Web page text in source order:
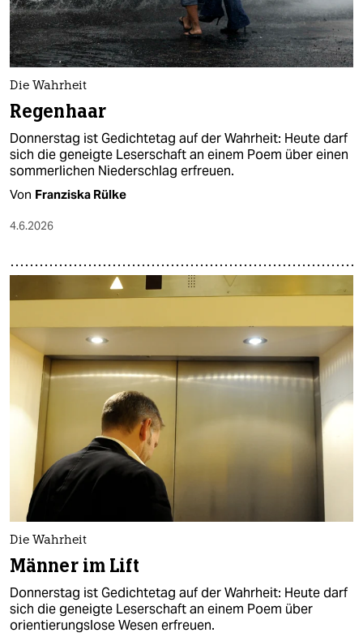
Die Wahrheit
Regenhaar
Donnerstag ist Gedichtetag auf der Wahrheit: Heute darf
sich die geneigte Leserschaft an einem Poem über einen
sommerlichen Niederschlag erfreuen.
Von Franziska Rülke
4.6.2026
Die Wahrheit
Männer im Lift
Donnerstag ist Gedichtetag auf der Wahrheit: Heute darf
sich die geneigte Leserschaft an einem Poem über
orientierungslose Wesen erfreuen.